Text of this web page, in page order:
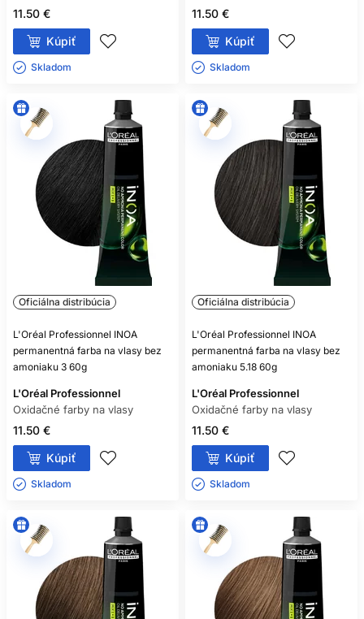
11.50 €
Kúpiť
Skladom ㅤ
11.50 €
Kúpiť
Skladom ㅤ
Oficiálna distribúcia
L'Oréal Professionnel INOA
permanentná farba na vlasy bez
amoniaku 3 60g
L'Oréal Professionnel
Oxidačné farby na vlasy
11.50 €
Kúpiť
Skladom ㅤ
Oficiálna distribúcia
L'Oréal Professionnel INOA
permanentná farba na vlasy bez
amoniaku 5.18 60g
L'Oréal Professionnel
Oxidačné farby na vlasy
11.50 €
Kúpiť
Skladom ㅤ